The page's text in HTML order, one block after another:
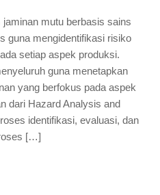
mutu berbasis sains
guna mengidentifikasi risiko
setiap aspek produksi.
guna menetapkan
yang berfokus pada aspek
dari Hazard Analysis and
identifikasi, evaluasi, dan
[…]